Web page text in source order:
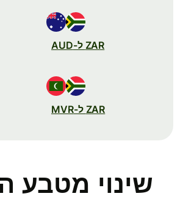
ZAR ל-AUD
ZAR ל-MVR
שינוי מטבע